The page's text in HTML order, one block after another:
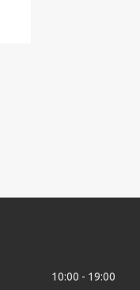
10:00
19:00